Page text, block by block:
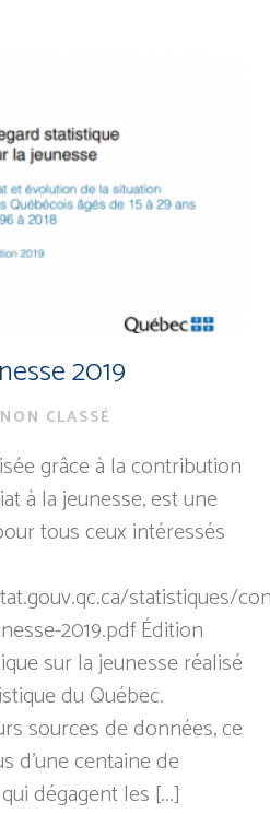
2019
NON CLASSÉ
grâce à la contribution
à la jeunesse, est une
tous ceux intéressés
statistiques/
2019.pdf Édition
sur la jeunesse réalisé
du Québec.
sources de données, ce
d’une centaine de
dégagent les [...]